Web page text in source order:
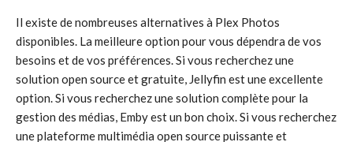
Il existe de nombreuses alternatives à Plex Photos
disponibles. La meilleure option pour vous dépendra de vos
besoins et de vos préférences. Si vous recherchez une
solution open source et gratuite, Jellyfin est une excellente
option. Si vous recherchez une solution complète pour la
gestion des médias, Emby est un bon choix. Si vous recherchez
une plateforme multimédia open source puissante et